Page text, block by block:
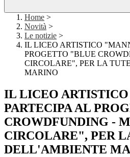
Home >
Novità >
Le notizie >
IL LICEO ARTISTICO
PROGETTO "BLUE
CIRCOLARE", PER LA
MARINO
IL LICEO
PARTECIPA AL
CROWDFUNDING -
CIRCOLARE", PER
DELL'AMBIENTE